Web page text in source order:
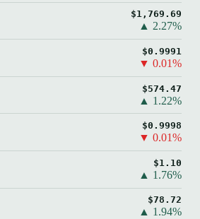
$1,769.69
▲ 2.27%
$0.9991
▼ 0.01%
$574.47
▲ 1.22%
$0.9998
▼ 0.01%
$1.10
▲ 1.76%
$78.72
▲ 1.94%